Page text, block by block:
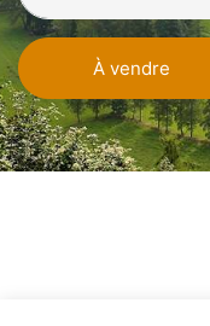
À vendre